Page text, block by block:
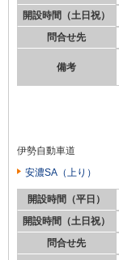
開設時間（土日祝）
問合せ先
備考
伊勢自動車道
安濃SA（上り）
開設時間（平日）
開設時間（土日祝）
問合せ先